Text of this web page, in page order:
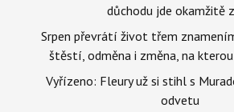
důchodu jde okamžitě
Srpen převrátí život třem
štěstí, odměna i změna, na
Vyřízeno: Fleury už si stihl s
odvetu